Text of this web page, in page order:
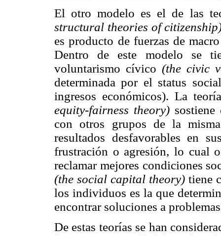
El otro modelo es el de las
structural theories of
es producto de fuerzas de
Dentro de este modelo se
voluntarismo cívico (the civic
determinada por el status
ingresos económicos). La
equity-fairness theory)
con otros grupos de la
resultados desfavorables en
frustración o agresión, lo cual
reclamar mejores condiciones
(the social capital theory)tiene
los individuos es la que
encontrar soluciones a
De estas teorías se han